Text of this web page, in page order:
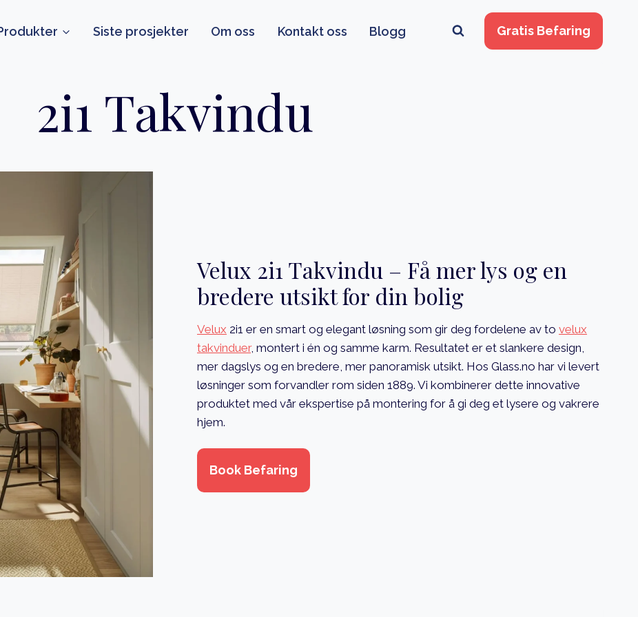
Siste prosjekter Om oss Kontakt oss Blogg Gratis Befaring
2i1 Takvindu
Velux 2i1 Takvindu – Få mer lys og en
bredere utsikt for din bolig
Velux 2i1 er en smart og elegant løsning som gir deg fordelene av to velux
takvinduer, montert i én og samme karm. Resultatet er et slankere design,
mer dagslys og en bredere, mer panoramisk utsikt. Hos Glass.no har vi levert
løsninger som forvandler rom siden 1889. Vi kombinerer dette innovative
produktet med vår ekspertise på montering for å gi deg et lysere og vakrere
hjem.
Book Befaring